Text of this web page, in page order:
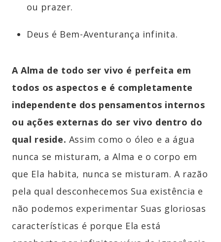
ou prazer.
Deus é Bem-Aventurança infinita.
A Alma de todo ser vivo é perfeita em
todos os aspectos e é completamente
independente dos pensamentos internos
ou ações externas do ser vivo dentro do
qual reside. Assim como o óleo e a água
nunca se misturam, a Alma e o corpo em
que Ela habita, nunca se misturam. A razão
pela qual desconhecemos Sua existência e
não podemos experimentar Suas gloriosas
características é porque Ela está